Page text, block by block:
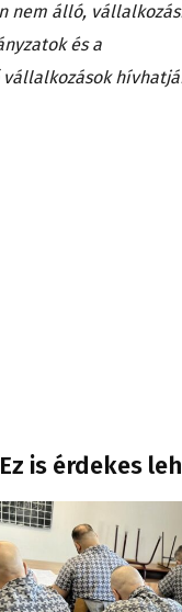
nem álló,
és a
Ez is érdekes